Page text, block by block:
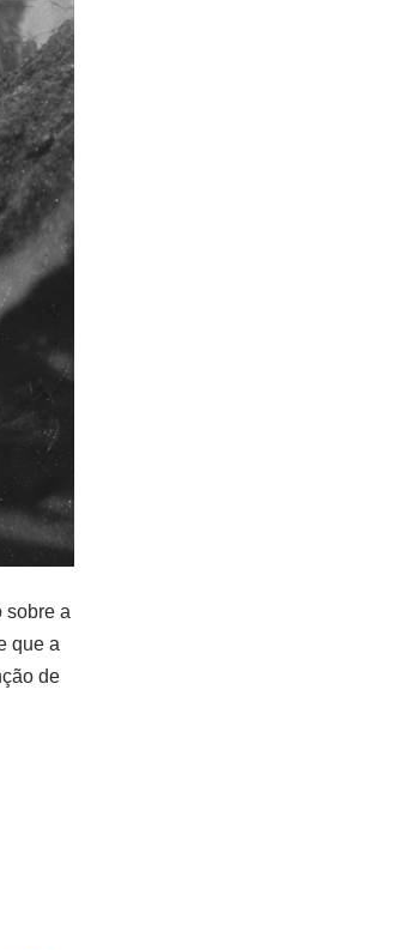
sobre a
que a
de